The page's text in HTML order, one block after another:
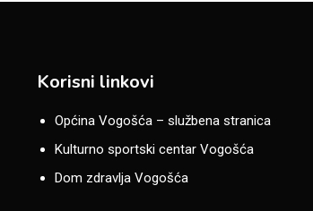
Korisni linkovi
Općina Vogošća – službena stranica
Kulturno sportski centar Vogošća
Dom zdravlja Vogošća